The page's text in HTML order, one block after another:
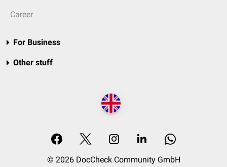
Career
For Business
Other stuff
© 2026 DocCheck Community GmbH